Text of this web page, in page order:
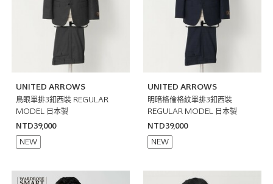
UNITED ARROWS
鳥眼單排3釦西裝 REGULAR
MODEL 日本製
NTD39,000
NEW
UNITED ARROWS
明暗格倫格紋單排3釦西裝
REGULAR MODEL 日本製
NTD39,000
NEW